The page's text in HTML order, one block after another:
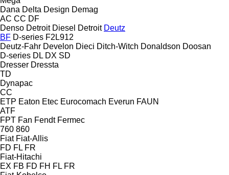
Dana Delta Design Demag
AC CC DF
Denso Detroit Diesel Detroit Deutz
BF D-series F2L912
Deutz-Fahr Develon Dieci Ditch-Witch Donaldson Doosan
D-series DL DX SD
Dresser Dressta
TD
Dynapac
CC
ETP Eaton Etec Eurocomach Everun FAUN
ATF
FPT Fan Fendt Fermec
760 860
Fiat Fiat-Allis
FD FL FR
Fiat-Hitachi
EX FB FD FH FL FR